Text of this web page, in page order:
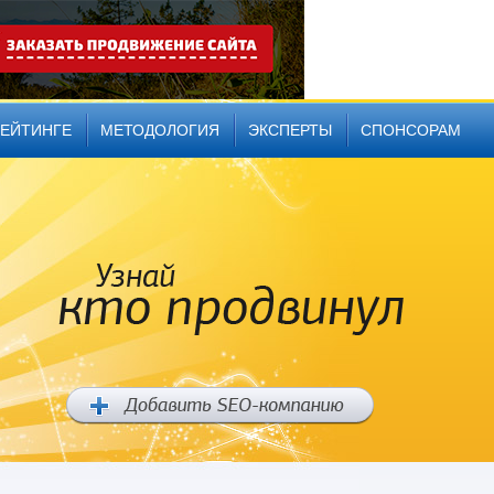
МЕТОДОЛОГИЯ ЭКСПЕРТЫ СПОНСОРАМ